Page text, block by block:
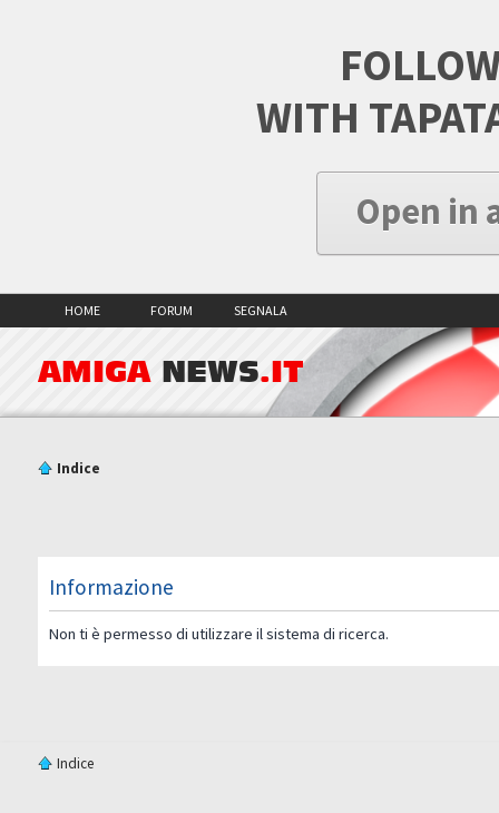
WITH
Open in
HOME FORUM SEGNALA
AMIGA NEWS.IT
Indice
Informazione
Non ti è permesso di utilizzare il sistema di ricerca.
Indice